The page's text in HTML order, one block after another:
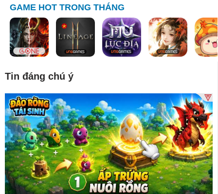
GAME HOT TRONG THÁNG
Tin đáng chú ý